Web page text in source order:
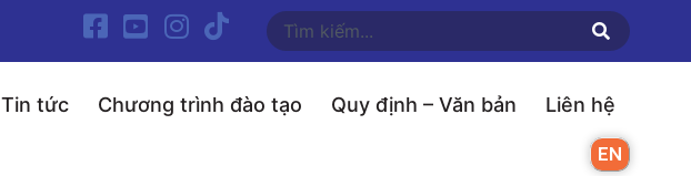
Tin tức Chương trình đào tạo Quy định – Văn bản Liên hệ
EN